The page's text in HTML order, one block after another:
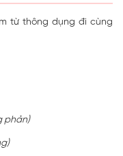
từ thông dụng đi cùng
phản)